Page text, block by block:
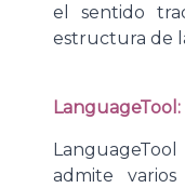
el sentido
estructura de
LanguageTool:
admite